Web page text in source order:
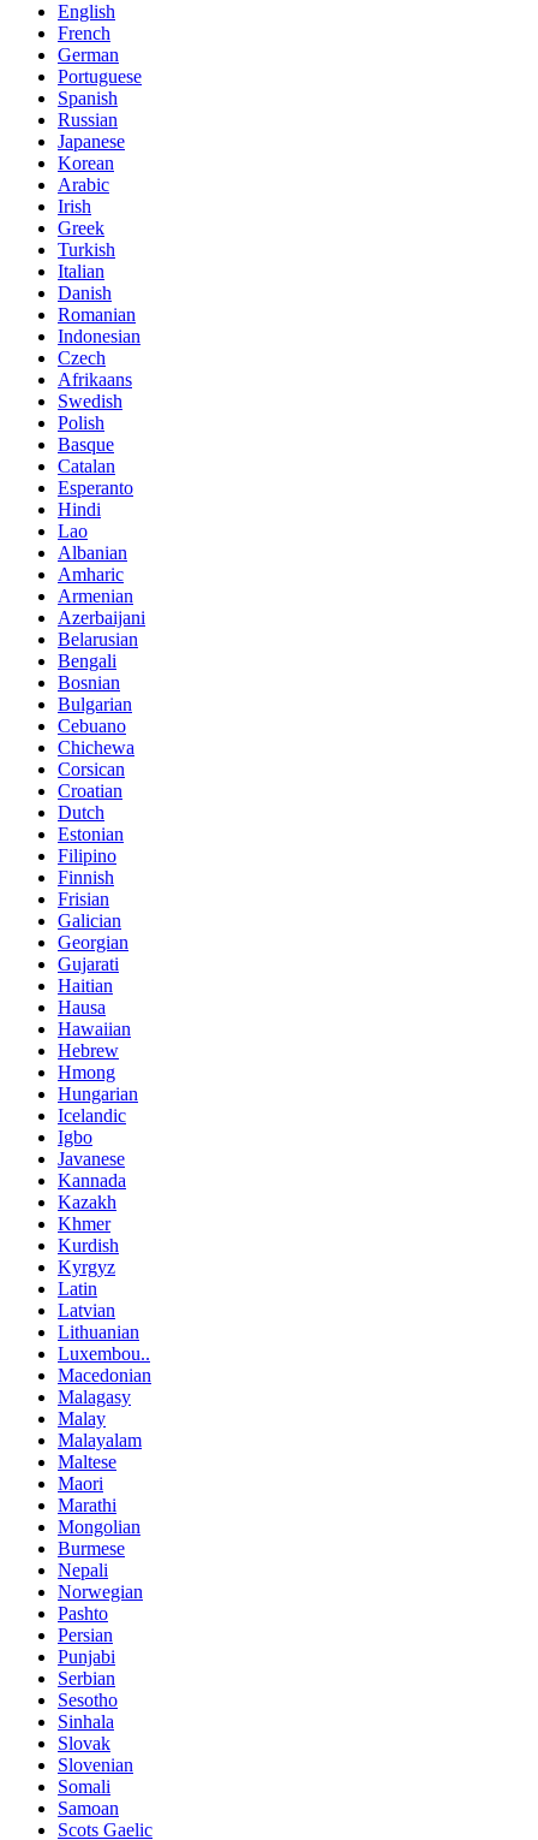
English
French
German
Portuguese
Spanish
Russian
Japanese
Korean
Arabic
Irish
Greek
Turkish
Italian
Danish
Romanian
Indonesian
Czech
Afrikaans
Swedish
Polish
Basque
Catalan
Esperanto
Hindi
Lao
Albanian
Amharic
Armenian
Azerbaijani
Belarusian
Bengali
Bosnian
Bulgarian
Cebuano
Chichewa
Corsican
Croatian
Dutch
Estonian
Filipino
Finnish
Frisian
Galician
Georgian
Gujarati
Haitian
Hausa
Hawaiian
Hebrew
Hmong
Hungarian
Icelandic
Igbo
Javanese
Kannada
Kazakh
Khmer
Kurdish
Kyrgyz
Latin
Latvian
Lithuanian
Luxembou..
Macedonian
Malagasy
Malay
Malayalam
Maltese
Maori
Marathi
Mongolian
Burmese
Nepali
Norwegian
Pashto
Persian
Punjabi
Serbian
Sesotho
Sinhala
Slovak
Slovenian
Somali
Samoan
Scots Gaelic